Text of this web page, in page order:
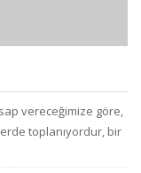
vereceğimize göre,
toplanıyordur, bir